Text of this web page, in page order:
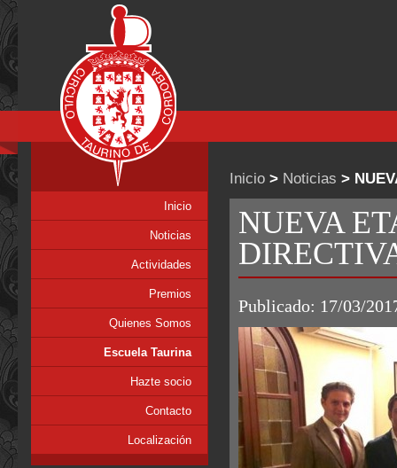
Inicio
Noticias
Actividades
Premios
Quienes Somos
Escuela Taurina
Hazte socio
Contacto
Localización
Inicio > Noticias >
NUEVA
Publicado: 17/03/